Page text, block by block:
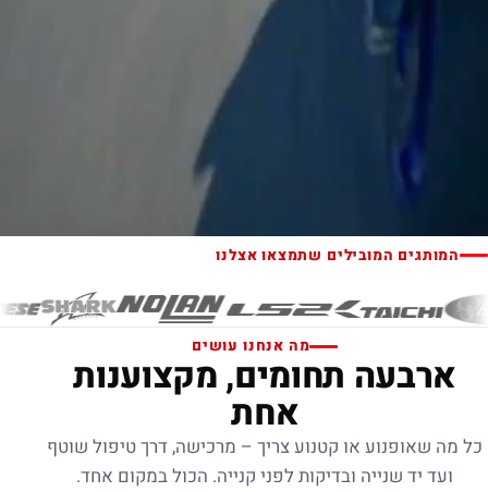
המותגים המובילים שתמצאו אצלנו
מה אנחנו עושים
ארבעה תחומים, מקצוענות
אחת
כל מה שאופנוע או קטנוע צריך – מרכישה, דרך טיפול שוטף
ועד יד שנייה ובדיקות לפני קנייה. הכול במקום אחד.